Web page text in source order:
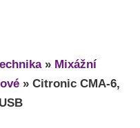
» Mixážní
» Citronic CMA-6,